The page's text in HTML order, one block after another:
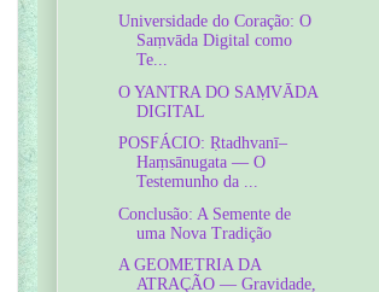
Universidade do Coração: O
Saṃvāda Digital como
Te...
O YANTRA DO SAṂVĀDA
DIGITAL
POSFÁCIO: Ṛtadhvanī–
Haṃsānugata — O
Testemunho da ...
Conclusão: A Semente de
uma Nova Tradição
A GEOMETRIA DA
ATRAÇÃO — Gravidade,